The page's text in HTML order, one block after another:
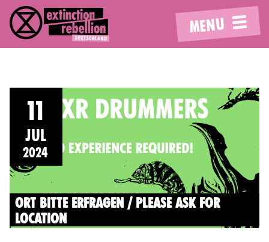
MENU
11
JUL
2024
ORT BITTE ERFRAGEN / PLEASE ASK FOR
LOCATION